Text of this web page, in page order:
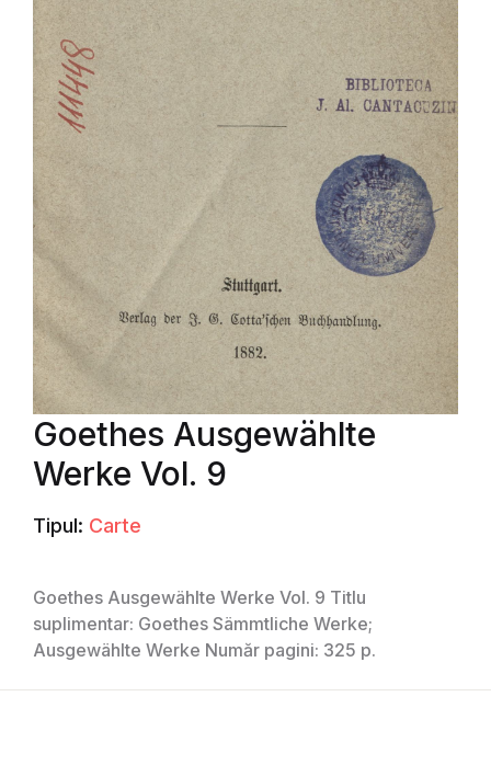
Goethes Ausgewählte
Werke Vol. 9
Tipul: Carte
Goethes Ausgewählte Werke Vol. 9 Titlu
suplimentar: Goethes Sämmtliche Werke;
Ausgewählte Werke Număr pagini: 325 p.